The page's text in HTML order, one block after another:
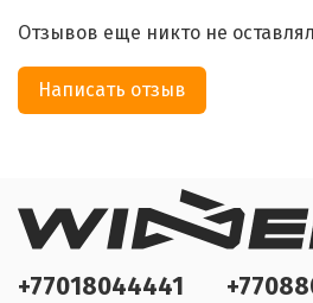
Отзывов еще никто не оставлял
Написать отзыв
+77018044441